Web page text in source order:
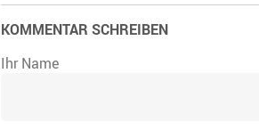
KOMMENTAR SCHREIBEN
Ihr Name